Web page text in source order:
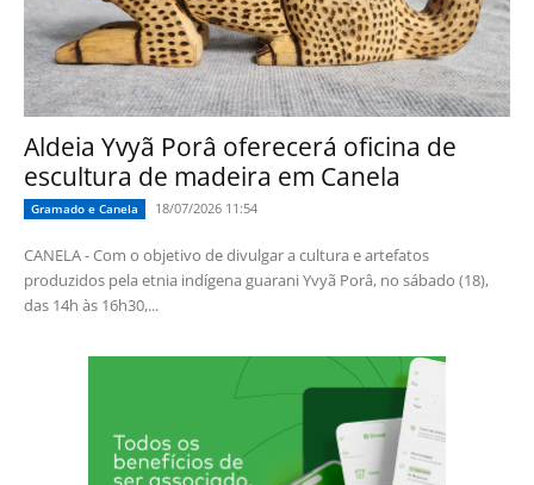
Aldeia Yvyã Porâ oferecerá oficina de
escultura de madeira em Canela
Gramado e Canela 18/07/2026 11:54
CANELA - Com o objetivo de divulgar a cultura e artefatos
produzidos pela etnia indígena guarani Yvyã Porâ, no sábado (18),
das 14h às 16h30,...